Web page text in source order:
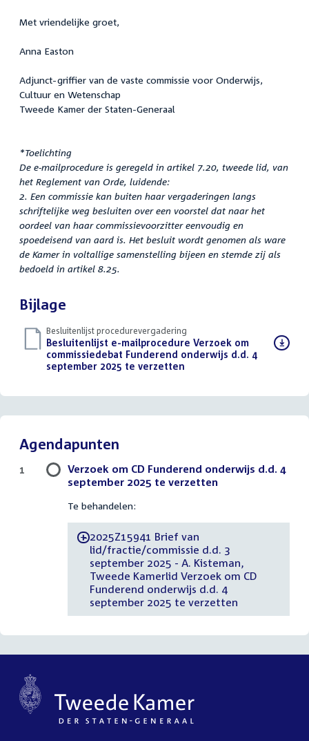
Met vriendelijke groet,
Anna Easton
Adjunct-griffier van de vaste commissie voor Onderwijs,
Cultuur en Wetenschap
Tweede Kamer der Staten-Generaal
*Toelichting
De e-mailprocedure is geregeld in artikel 7.20, tweede lid, van
het Reglement van Orde, luidende:
2. Een commissie kan buiten haar vergaderingen langs
schriftelijke weg besluiten over een voorstel dat naar het
oordeel van haar commissievoorzitter eenvoudig en
spoedeisend van aard is. Het besluit wordt genomen als ware
de Kamer in voltallige samenstelling bijeen en stemde zij als
bedoeld in artikel 8.25.
Bijlage
Besluitenlijst procedurevergadering
Download
bestand:
Besluitenlijst e-mailprocedure Verzoek om
commissiedebat Funderend onderwijs d.d. 4
september 2025 te verzetten
Agendapunten
Verzoek om CD Funderend onderwijs d.d. 4
september 2025 te verzetten
Te behandelen:
-2025Z15941 Brief van
lid/fractie/commissie d.d. 3
september 2025 - A. Kisteman,
Tweede Kamerlid Verzoek om CD
Funderend onderwijs d.d. 4
september 2025 te verzetten
1